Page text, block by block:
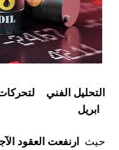
حيث ارنفعت العقود